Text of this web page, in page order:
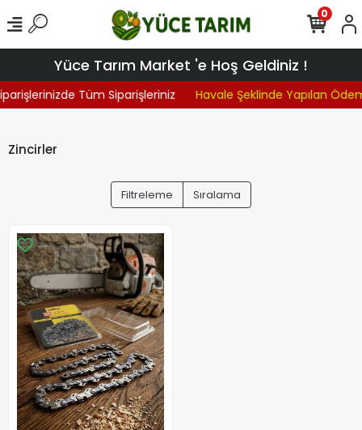
Yüce Tarım Market 'e Hoş Geldiniz !
Tüm Siparişleriniz Havale Şeklinde Yapılan
0
Zincirler
Filtreleme Sıralama